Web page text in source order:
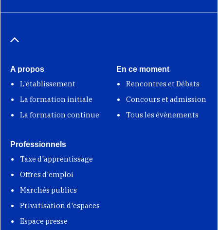
A propos
L'établissement
La formation initiale
La formation continue
En ce moment
Rencontres et Débats
Concours et admission
Tous les évènements
Professionnels
Taxe d'apprentissage
Offres d'emploi
Marchés publics
Privatisation d'espaces
Espace presse